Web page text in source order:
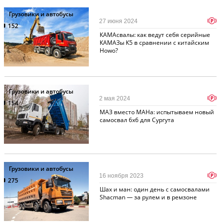
Грузовики и автобусы
152
КАМАсвалы: как ведут себя серийные
КАМАЗы К5 в сравнении с китайским
Howo?
27 июня 2024 p
Грузовики и автобусы
154
МАЗ вместо МАНа: испытываем новый
самосвал 6x6 для Сургута
2 мая 2024 p
Грузовики и автобусы
275
Шах и ман: один день с самосвалами
Shacman — за рулем и в ремзоне
16 ноября 2023 p